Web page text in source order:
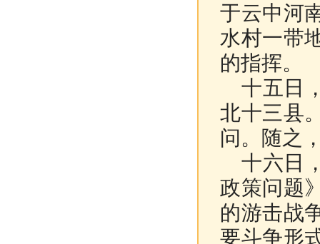
于云中河
水村一带
的指挥。
十五日
北十三县
问。随之
十六日
政策问题
的游击战
要斗争形